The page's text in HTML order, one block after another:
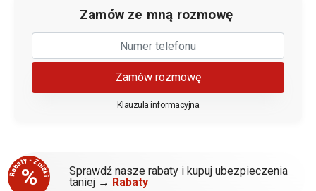
Zamów ze mną rozmowę
Zamów rozmowę
Klauzula informacyjna
%
Rabaty - Zniżki
Sprawdź nasze rabaty i kupuj ubezpieczenia
taniej → Rabaty